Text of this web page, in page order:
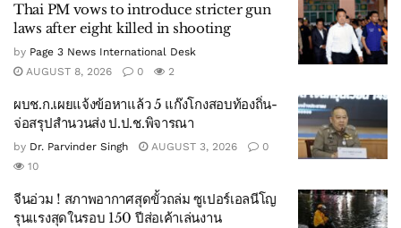
Thai PM vows to introduce stricter gun
laws after eight killed in shooting
by Page 3 News International Desk
AUGUST 8, 2026
0 2
ผบช.ก.เผยแจ้งข้อหาแล้ว 5 แก๊งโกงสอบท้องถิ่น-
จ่อสรุปสำนวนส่ง ป.ป.ช.พิจารณา
by Dr. Parvinder Singh AUGUST 3, 2026
0
10
จีนอ่วม ! สภาพอากาศสุดขั้วถล่ม ซูเปอร์เอลนีโญ
รุนแรงสุดในรอบ 150 ปีส่อเค้าเล่นงาน